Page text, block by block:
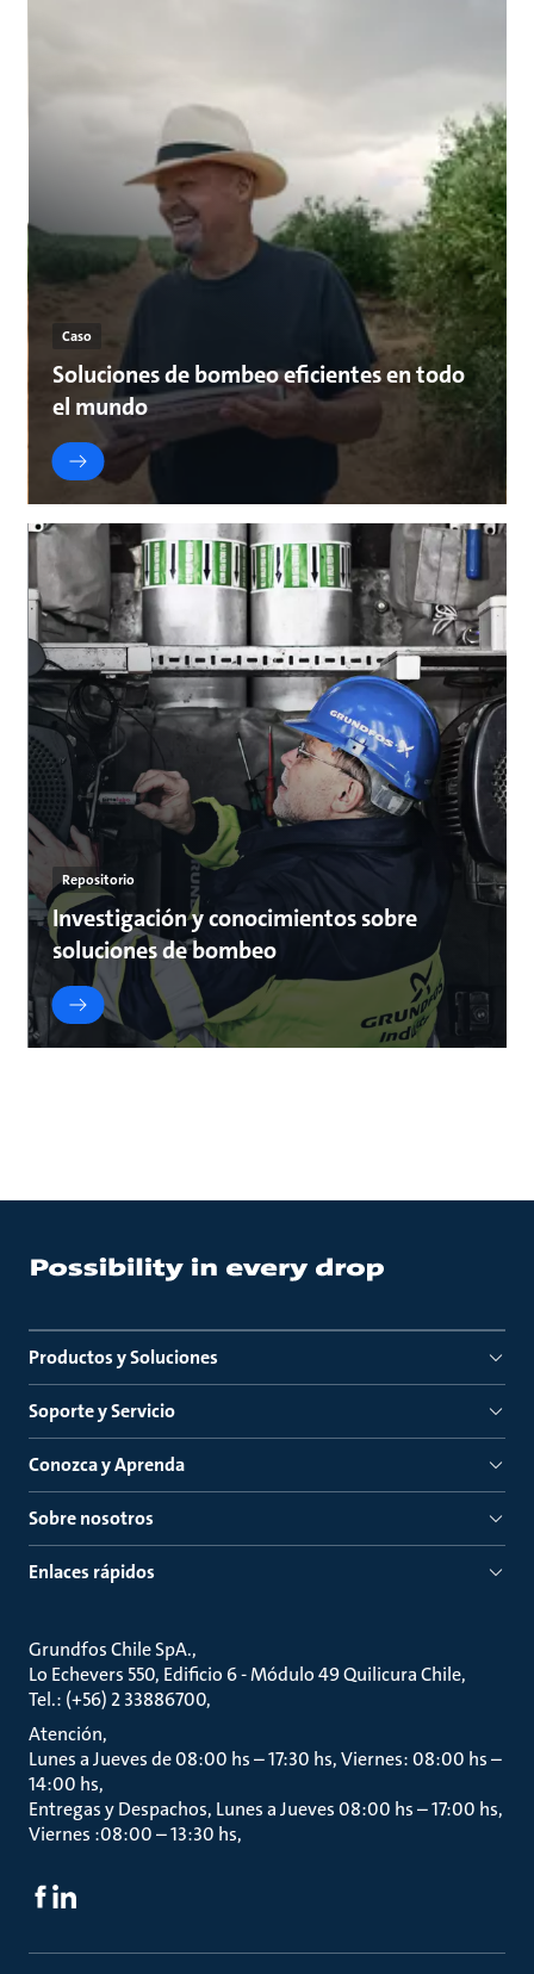
Caso
Soluciones de bombeo eficientes en todo
el mundo
Repositorio
Investigación y conocimientos sobre
soluciones de bombeo
Productos y Soluciones
Soporte y Servicio
Conozca y Aprenda
Sobre nosotros
Enlaces rápidos
Grundfos Chile SpA.
Lo Echevers 550, Edificio 6 - Módulo 49 Quilicura Chile
Tel.: (+56) 2 33886700
Atención
Lunes a Jueves de 08:00 hs – 17:30 hs, Viernes: 08:00 hs –
14:00 hs
Entregas y Despachos, Lunes a Jueves 08:00 hs – 17:00 hs,
Viernes :08:00 – 13:30 hs